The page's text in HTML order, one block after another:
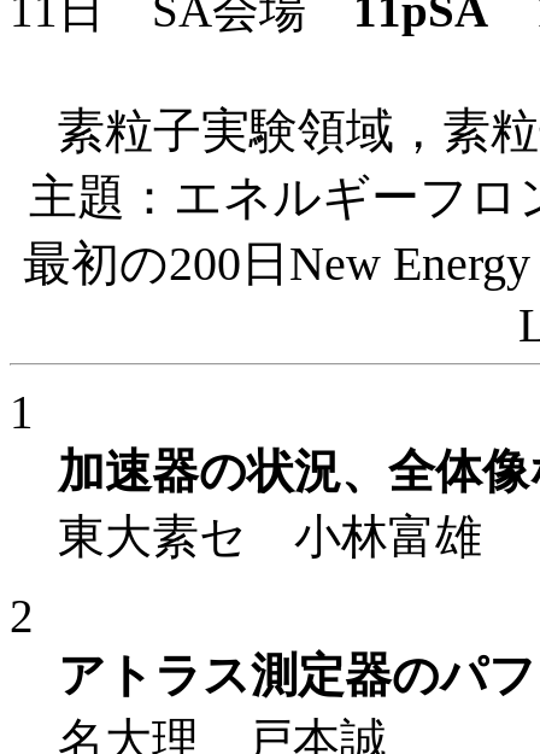
11日 SA会場 11pSA
素粒子実験領域，素
主題：エネルギーフ
最初の200日 New
1
加速器の状況、全体
東大素セ 小林富雄
2
アトラス測定器のパ
名大理 戸本誠